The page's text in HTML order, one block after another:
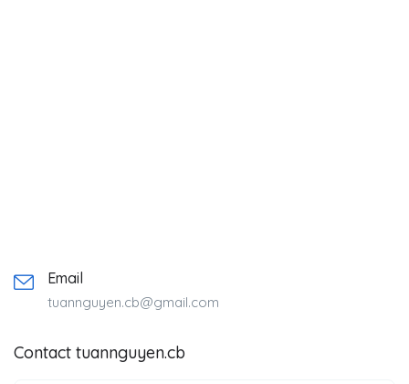
Email
tuannguyen.cb@gmail.com
Contact tuannguyen.cb